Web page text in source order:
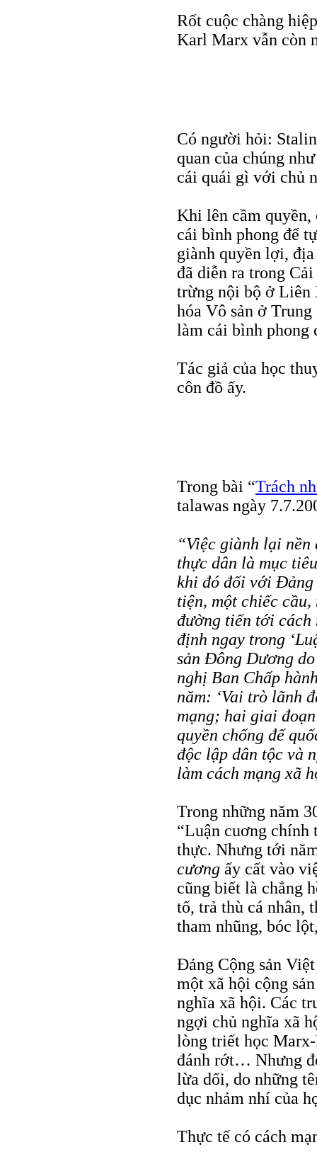
Rốt cuộc chàng
Karl Marx vẫn còn
Có người hỏi:
quan của chúng
cái quái gì với chủ
Khi lên cầm quyền,
cái bình phong để
giành quyền lợi,
đã diễn ra trong
trừng nội bộ ở Liên
hóa Vô sản ở
làm cái bình phong
Tác giả của học
côn đồ ấy.
Trong bài “Trách
talawas ngày
“Việc giành lại
thực dân là mục
khi đó đối với Đảng
tiện, một chiếc
đường tiến tới cách
định ngay trong
sản Đông Dương
nghị Ban Chấp
năm: ‘Vai trò lãnh
mạng; hai giai
quyền chống đế
độc lập dân tộc và
làm cách mạng xã
Trong những năm
“Luận cuơng chính
thực. Nhưng tới
cương ấy cất vào
cũng biết là chẳng
tố, trả thù cá nhân,
tham nhũng, bóc
Đảng Cộng sản
một xã hội cộng
nghĩa xã hội. Các
ngợi chủ nghĩa xã
lòng triết học
đánh rớt… Nhưng
lừa dối, do những
dục nhảm nhí của
Thực tế có cách